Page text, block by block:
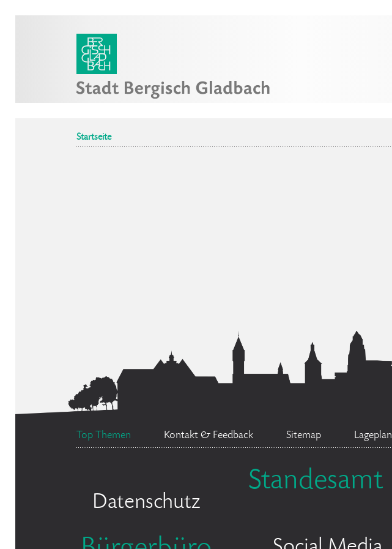
Startseite
Top Themen Kontakt & Feedback Sitemap Lageplan
Datenschutz
Standesamt